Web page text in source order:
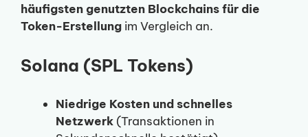
häufigsten genutzten Blockchains für die
Token-Erstellung im Vergleich an.
Solana (SPL Tokens)
Niedrige Kosten und schnelles
Netzwerk (Transaktionen in